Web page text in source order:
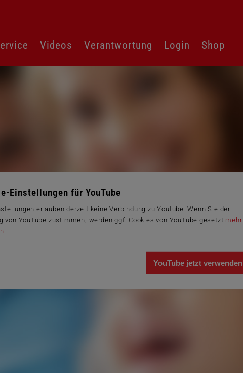
Videos Verantwortung Login Shop
Einstellungen für YouTube
erlauben derzeit keine Verbindung zu Youtube. Wenn Sie der
von YouTube zustimmen, werden ggf. Cookies von YouTube gesetzt mehr
YouTube jetzt verwenden